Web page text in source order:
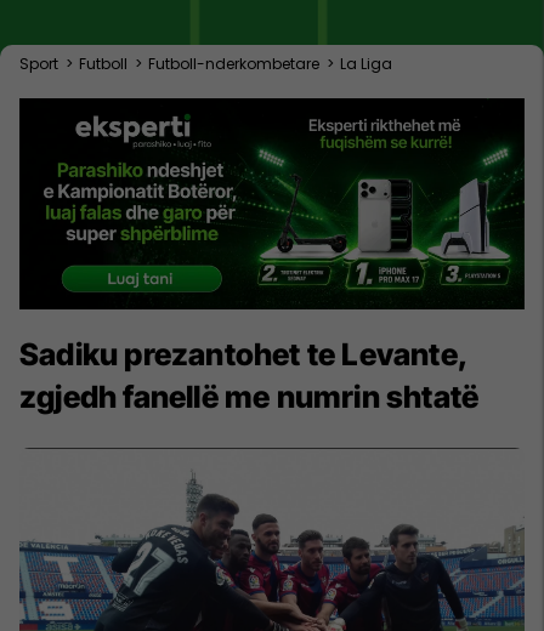
Sport > Futboll > Futboll-nderkombetare > La Liga
Sadiku prezantohet te Levante,
zgjedh fanellë me numrin shtatë